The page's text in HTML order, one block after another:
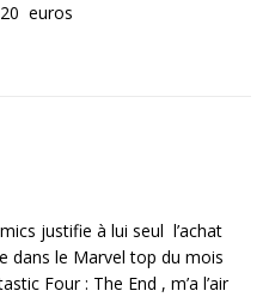
euros
justifie à lui seul l’achat
dans le Marvel top du mois
Four : The End , m’a l’air